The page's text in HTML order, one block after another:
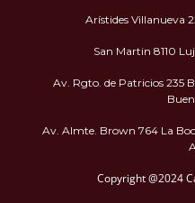
Arístides Villanueva
San Martin 8110
Av. Rgto. de Patricios 235
Av. Almte. Brown 764 La
Copyright @2024